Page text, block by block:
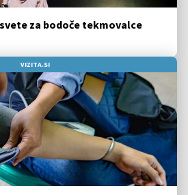
za bodoče tekmovalce
VIZITA.SI